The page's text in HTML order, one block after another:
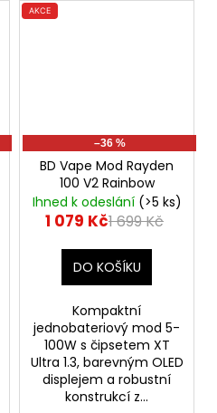
AKCE
–36 %
BD Vape Mod Rayden
100 V2 Rainbow
Ihned k odeslání (>5 ks)
1 079 Kč1 699 Kč
DO KOŠÍKU
Kompaktní
jednobateriový mod 5-
100W s čipsetem XT
Ultra 1.3, barevným OLED
displejem a robustní
konstrukcí z...